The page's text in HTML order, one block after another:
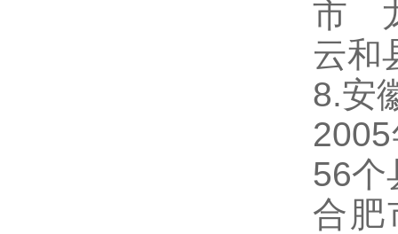
市
云
8.安
56个
合